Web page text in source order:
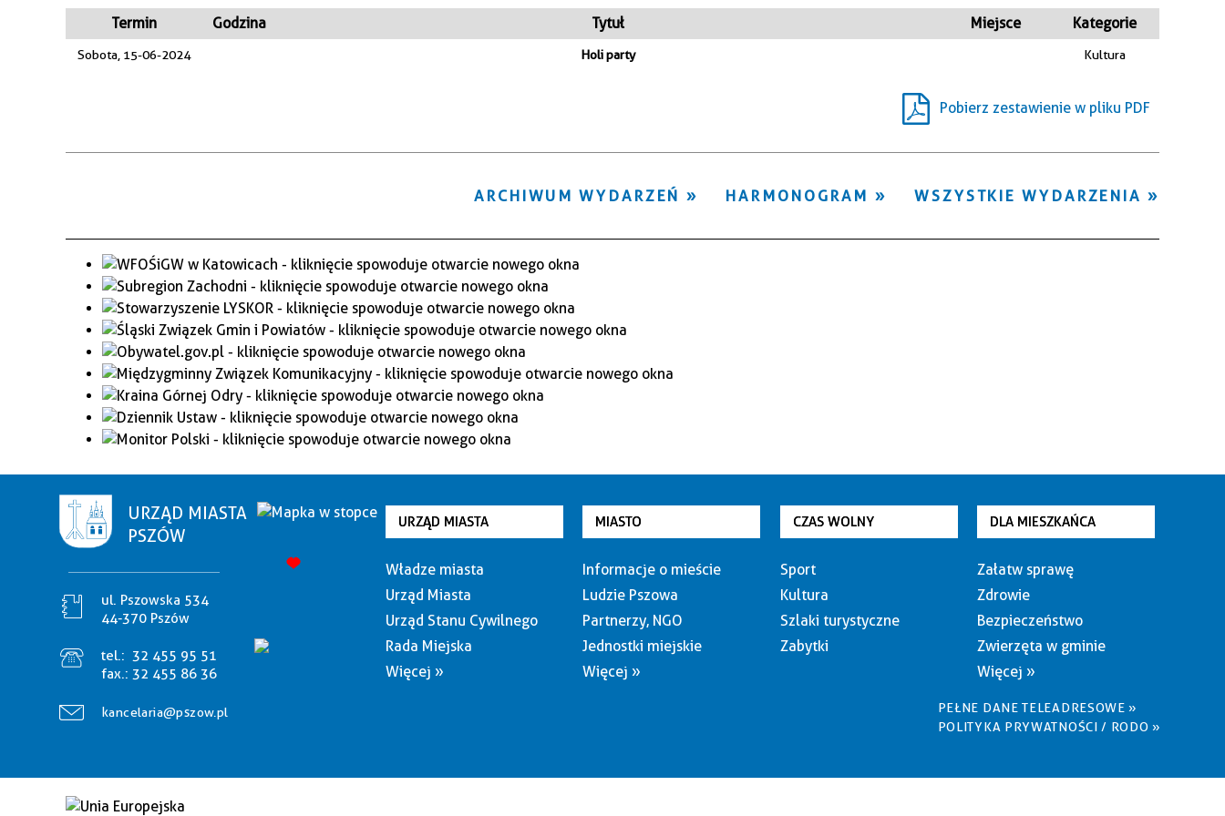
WAŻNE TELEFONY
GAZETA SAMORZĄDOWA
PRZESTRZENNE
Kategoria
Miejsce
ten
Termin Godzina Tytuł Miejsce Kategorie
Sobota, 15-06-2024 Holi party Kultura
Pobierz zestawienie w pliku PDF
WSZYSTKIE WYDARZENIA
HARMONOGRAM
ARCHIWUM WYDARZEŃ
URZĄD MIASTA
PSZÓW
ul. Pszowska 534
44-370 Pszów
tel.: 32 455 95 51
fax.: 32 455 86 36
kancelaria@pszow.pl
URZĄD MIASTA
Władze miasta
Urząd Miasta
Urząd Stanu Cywilnego
Rada Miejska
Więcej »
MIASTO
Informacje o mieście
Ludzie Pszowa
Partnerzy, NGO
Jednostki miejskie
Więcej »
CZAS WOLNY
Sport
Kultura
Szlaki turystyczne
Zabytki
DLA MIESZKAŃCA
Załatw sprawę
Zdrowie
Bezpieczeństwo
Zwierzęta w gminie
Więcej »
PEŁNE DANE TELEADRESOWE »
POLITYKA PRYWATNOŚCI / RODO »